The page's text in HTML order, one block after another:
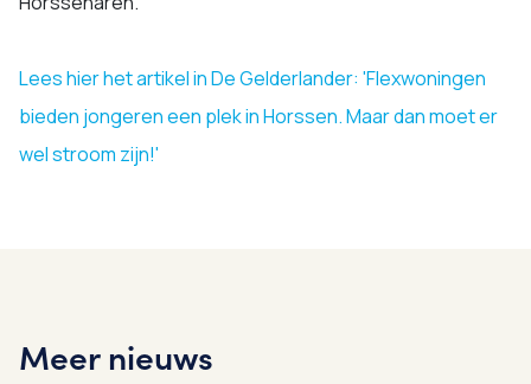
Lees hier het artikel in De Gelderlander: 'Flexwoningen
bieden jongeren een plek in Horssen. Maar dan moet er
wel stroom zijn!'
Meer nieuws